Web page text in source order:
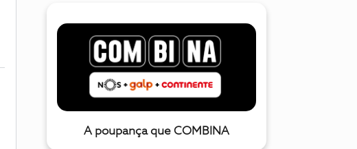
A poupança que COMBINA